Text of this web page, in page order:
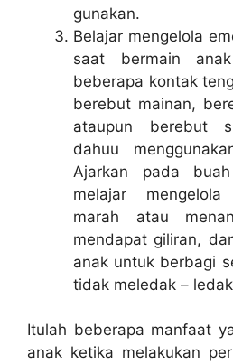
gunakan.
Belajar mengelola
saat bermain
beberapa kontak
berebut mainan,
ataupun berebut
dahuu
Ajarkan pada
melajar
marah atau
mendapat giliran,
anak untuk berbagi
tidak meledak –
Itulah beberapa manfaat
anak ketika melakukan